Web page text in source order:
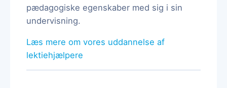
pædagogiske egenskaber med sig i sin
undervisning.
Læs mere om vores uddannelse af
lektiehjælpere